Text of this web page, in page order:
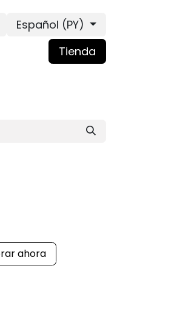
Español (PY)
Tienda
ahora